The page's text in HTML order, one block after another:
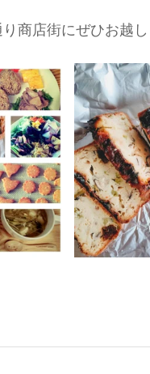
商店街にぜひお越